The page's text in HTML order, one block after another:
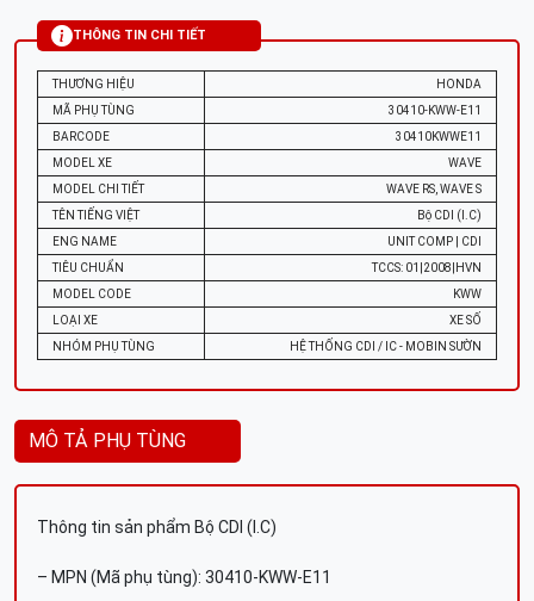
THÔNG TIN CHI TIẾT
THƯƠNG HIỆU
HONDA
MÃ PHỤ TÙNG
30410-KWW-E11
BARCODE
30410KWWE11
MODEL XE
WAVE
MODEL CHI TIẾT
WAVE RS, WAVE S
TÊN TIẾNG VIỆT
Bộ CDI (I.C)
ENG NAME
UNIT COMP | CDI
TIÊU CHUẨN
TCCS: 01|2008|HVN
MODEL CODE
KWW
LOẠI XE
XE SỐ
NHÓM PHỤ TÙNG
HỆ THỐNG CDI / IC - MOBIN SƯỜN
MÔ TẢ PHỤ TÙNG
Thông tin sản phẩm Bộ CDI (I.C)
– MPN (Mã phụ tùng): 30410-KWW-E11